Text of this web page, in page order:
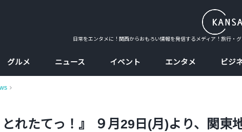
日常をエンタメに！関西からおもろい情報を発信するメディア！旅行・
グルメ ニュース イベント エンタメ ビジ
とれたてっ！』 ９月29日(月)より、関東